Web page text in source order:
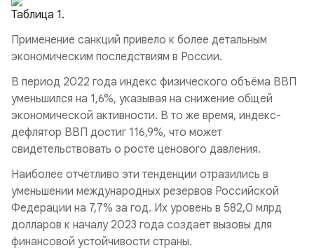
Таблица 1.
Применение санкций привело к более детальным
экономическим последствиям в России.
В период 2022 года индекс физического объёма ВВП
уменьшился на 1,6%, указывая на снижение общей
экономической активности. В то же время, индекс-
дефлятор ВВП достиг 116,9%, что может
свидетельствовать о росте ценового давления.
Наиболее отчётливо эти тенденции отразились в
уменьшении международных резервов Российской
Федерации на 7,7% за год. Их уровень в 582,0 млрд
долларов к началу 2023 года создает вызовы для
финансовой устойчивости страны.